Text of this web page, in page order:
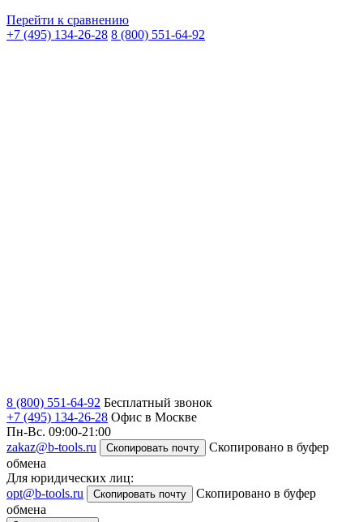
Перейти к сравнению
+7 (495) 134-26-28 8 (800) 551-64-92
8 (800) 551-64-92 Бесплатный звонок
+7 (495) 134-26-28 Офис в Москве
Пн-Вс. 09:00-21:00
zakaz@b-tools.ru
Скопировать почту
Скопировано в буфер
обмена
Для юридических лиц:
opt@b-tools.ru
Скопировать почту
Скопировано в буфер
обмена